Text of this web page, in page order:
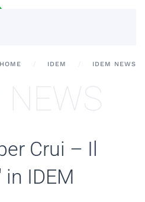
HOME IDEM IDEM NEWS
NEWS
Crui – Il
in IDEM